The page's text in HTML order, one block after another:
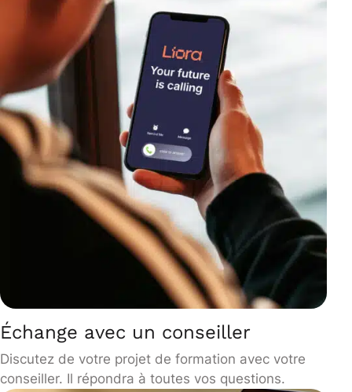
Échange avec un conseiller
Discutez de votre projet de formation avec votre
conseiller. Il répondra à toutes vos questions.